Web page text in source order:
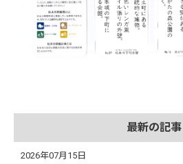
最新の記事
2026年07月15日